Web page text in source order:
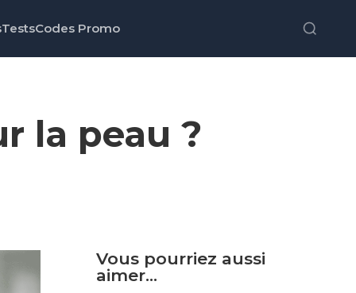
TestsCodes Promo
la peau ?
Vous pourriez aussi
aimer...